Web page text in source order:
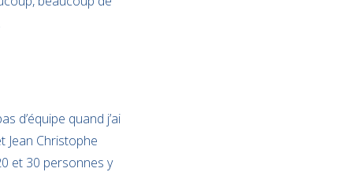
d’équipe quand j’ai
Jean Christophe
et 30 personnes y